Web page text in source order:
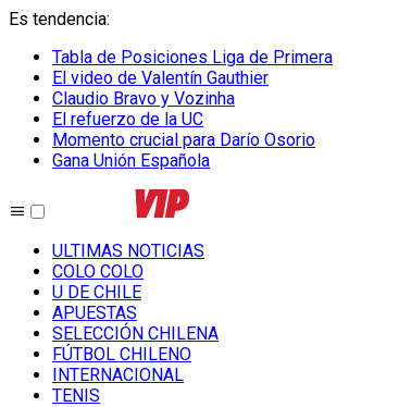
Es tendencia:
Tabla de Posiciones Liga de Primera
El video de Valentín Gauthier
Claudio Bravo y Vozinha
El refuerzo de la UC
Momento crucial para Darío Osorio
Gana Unión Española
ULTIMAS NOTICIAS
COLO COLO
U DE CHILE
APUESTAS
SELECCIÓN CHILENA
FÚTBOL CHILENO
INTERNACIONAL
TENIS